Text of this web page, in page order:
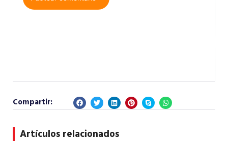
Compartir:
Artículos relacionados